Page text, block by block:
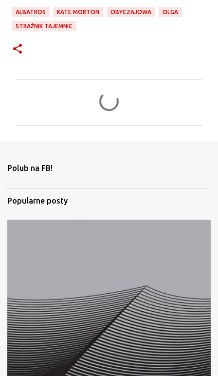
ALBATROS KATE MORTON OBYCZAJOWA OLGA
STRAŻNIK TAJEMNIC
t
r
z
e
Polub na FB!
Popularne posty